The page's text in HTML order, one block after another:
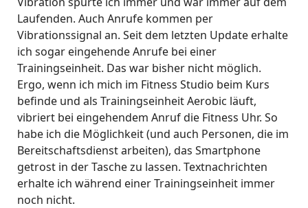
Laufenden. Auch Anrufe kommen per
Vibrationssignal an. Seit dem letzten Update erhalte
ich sogar eingehende Anrufe bei einer
Trainingseinheit. Das war bisher nicht möglich.
Ergo, wenn ich mich im Fitness Studio beim Kurs
befinde und als Trainingseinheit Aerobic läuft,
vibriert bei eingehendem Anruf die Fitness Uhr. So
habe ich die Möglichkeit (und auch Personen, die im
Bereitschaftsdienst arbeiten), das Smartphone
getrost in der Tasche zu lassen. Textnachrichten
erhalte ich während einer Trainingseinheit immer
noch nicht.